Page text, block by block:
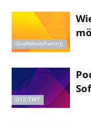
Qualitätssicherung
Q12-TMT